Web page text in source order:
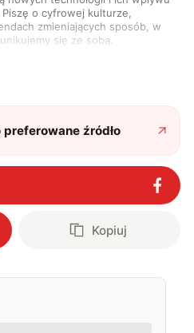
o cyfrowej kulturze,
zmieniających sposób, w
się ze sobą.
popkulturą. W wolnych
preferowane źródło
Kopiuj